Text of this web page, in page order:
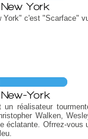
York
York" c'est "Scarface"
York
un réalisateur
Walken,
éclatante. Ofrrez-vous